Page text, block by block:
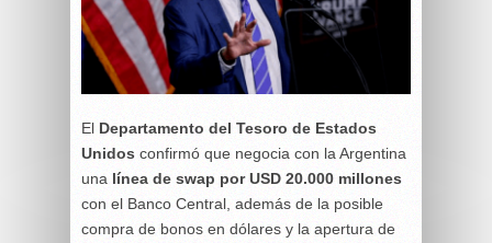
El Departamento del Tesoro de Estados
Unidos confirmó que negocia con la Argentina
una línea de swap por USD 20.000 millones
con el Banco Central, además de la posible
compra de bonos en dólares y la apertura de